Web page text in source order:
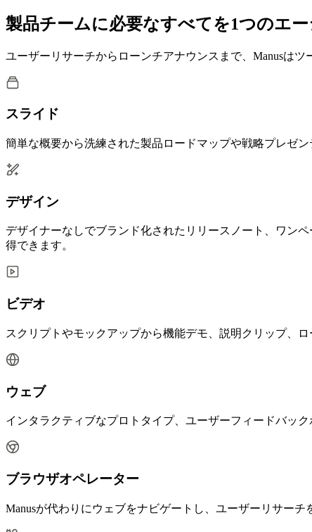
製品チームに必要なすべてを1つのエ
ユーザーリサーチからローンチアナウンスまで、Manusは
スライド
簡単な概要から洗練された製品ロードマップや戦略プレゼ
デザイン
デザイナーなしでブランド化されたリリースノート、ワン
得できます。
ビデオ
スクリプトやモックアップから機能デモ、説明クリップ、
ウェブ
インタラクティブなプロトタイプ、ユーザーフィードバッ
ブラウザオペレーター
Manusが代わりにウェブをナビゲートし、ユーザーリサー